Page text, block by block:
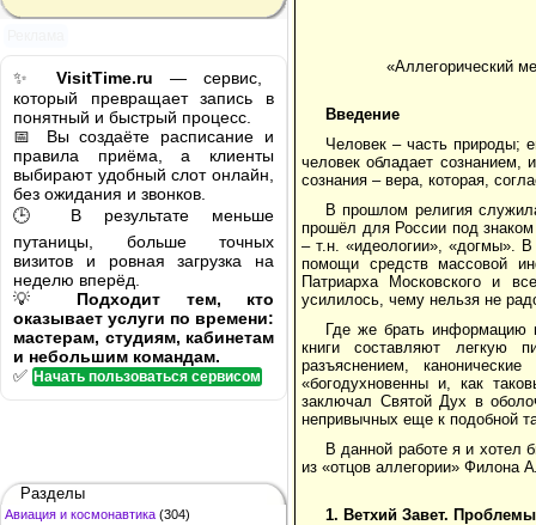
✨ VisitTime.ru — сервис,
который превращает запись в
понятный и быстрый процесс.
📅 Вы создаёте расписание и
правила приёма, а клиенты
выбирают удобный слот онлайн,
без ожидания и звонков.
🕒 В результате меньше
путаницы, больше точных
визитов и ровная загрузка на
неделю вперёд.
💡 Подходит тем, кто
оказывает услуги по времени:
мастерам, студиям, кабинетам
и небольшим командам.
✅ Начать пользоваться сервисом
Разделы
Авиация и космонавтика (304)
«Аллегорический
Введение
Человек – часть природы;
человек обладает сознанием,
сознания – вера, которая,
В прошлом религия
прошёл для России под
– т.н. «идеологии», «догмы».
помощи средств массовой
Патриарха Московского и
усилилось, чему нельзя не
Где же брать информацию
книги составляют легкую
разъяснением,
«богодухновенны и, как
заключал Святой Дух в
непривычных еще к подобной
В данной работе я и хотел
из «отцов аллегории» Филона
1. Ветхий Завет.